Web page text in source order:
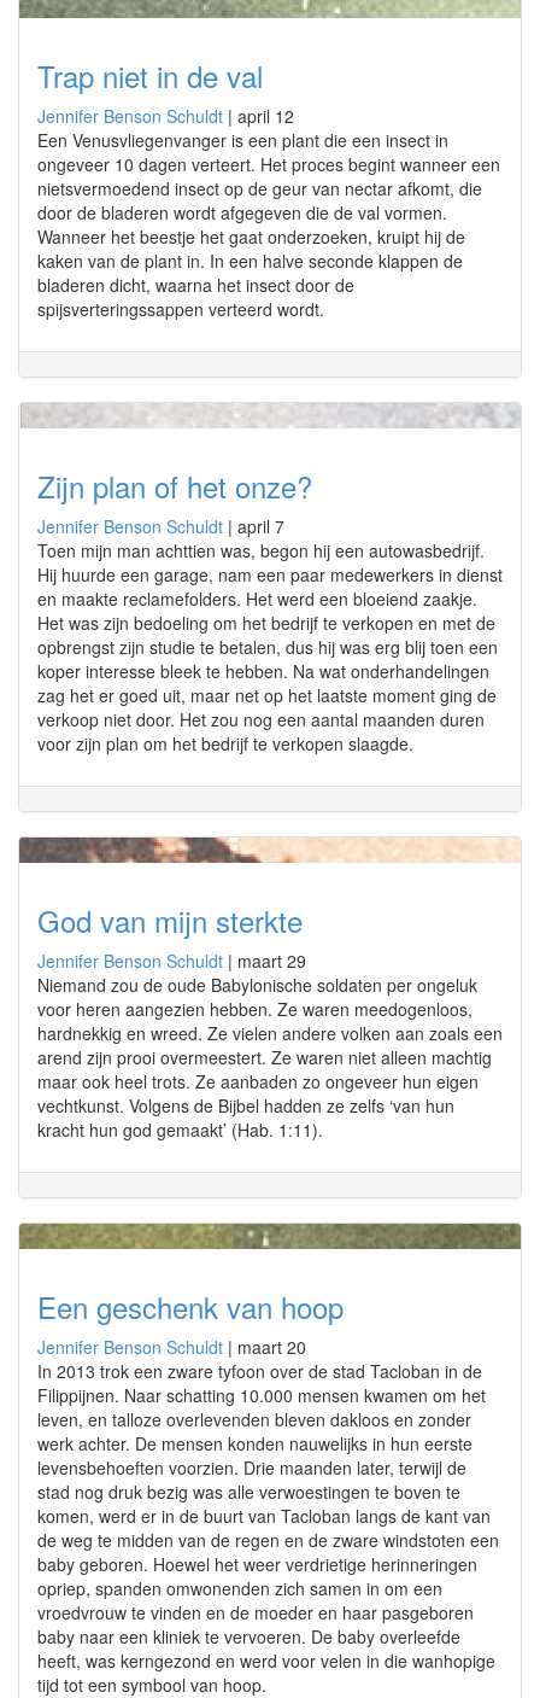
Trap niet in de val
Jennifer Benson Schuldt | april 12
Een Venusvliegenvanger is een plant die een insect in
ongeveer 10 dagen verteert. Het proces begint wanneer een
nietsvermoedend insect op de geur van nectar afkomt, die
door de bladeren wordt afgegeven die de val vormen.
Wanneer het beestje het gaat onderzoeken, kruipt hij de
kaken van de plant in. In een halve seconde klappen de
bladeren dicht, waarna het insect door de
spijsverteringssappen verteerd wordt.
Zijn plan of het onze?
Jennifer Benson Schuldt | april 7
Toen mijn man achttien was, begon hij een autowasbedrijf.
Hij huurde een garage, nam een paar medewerkers in dienst
en maakte reclamefolders. Het werd een bloeiend zaakje.
Het was zijn bedoeling om het bedrijf te verkopen en met de
opbrengst zijn studie te betalen, dus hij was erg blij toen een
koper interesse bleek te hebben. Na wat onderhandelingen
zag het er goed uit, maar net op het laatste moment ging de
verkoop niet door. Het zou nog een aantal maanden duren
voor zijn plan om het bedrijf te verkopen slaagde.
God van mijn sterkte
Jennifer Benson Schuldt | maart 29
Niemand zou de oude Babylonische soldaten per ongeluk
voor heren aangezien hebben. Ze waren meedogenloos,
hardnekkig en wreed. Ze vielen andere volken aan zoals een
arend zijn prooi overmeestert. Ze waren niet alleen machtig
maar ook heel trots. Ze aanbaden zo ongeveer hun eigen
vechtkunst. Volgens de Bijbel hadden ze zelfs ‘van hun
kracht hun god gemaakt’ (Hab. 1:11).
Een geschenk van hoop
Jennifer Benson Schuldt | maart 20
In 2013 trok een zware tyfoon over de stad Tacloban in de
Filippijnen. Naar schatting 10.000 mensen kwamen om het
leven, en talloze overlevenden bleven dakloos en zonder
werk achter. De mensen konden nauwelijks in hun eerste
levensbehoeften voorzien. Drie maanden later, terwijl de
stad nog druk bezig was alle verwoestingen te boven te
komen, werd er in de buurt van Tacloban langs de kant van
de weg te midden van de regen en de zware windstoten een
baby geboren. Hoewel het weer verdrietige herinneringen
opriep, spanden omwonenden zich samen in om een
vroedvrouw te vinden en de moeder en haar pasgeboren
baby naar een kliniek te vervoeren. De baby overleefde
heeft, was kerngezond en werd voor velen in die wanhopige
tijd tot een symbool van hoop.